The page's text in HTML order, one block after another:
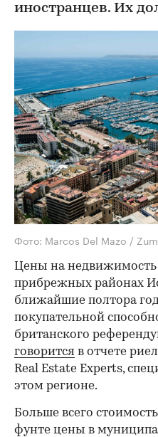
иностранцев. Их
Фото: Marcos Del Mazo /
Цены на недвижимость
прибрежных районах
ближайшие полтора
покупательной
британского
говорится в отчете
Real Estate Experts,
этом регионе.
Больше всего
фунте цены в